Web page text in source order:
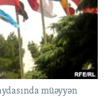
müəyyən